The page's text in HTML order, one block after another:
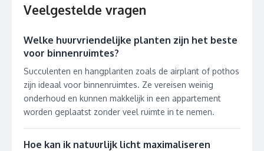
Veelgestelde vragen
Welke huurvriendelijke planten zijn het beste
voor binnenruimtes?
Succulenten en hangplanten zoals de airplant of pothos
zijn ideaal voor binnenruimtes. Ze vereisen weinig
onderhoud en kunnen makkelijk in een appartement
worden geplaatst zonder veel ruimte in te nemen.
Hoe kan ik natuurlijk licht maximaliseren